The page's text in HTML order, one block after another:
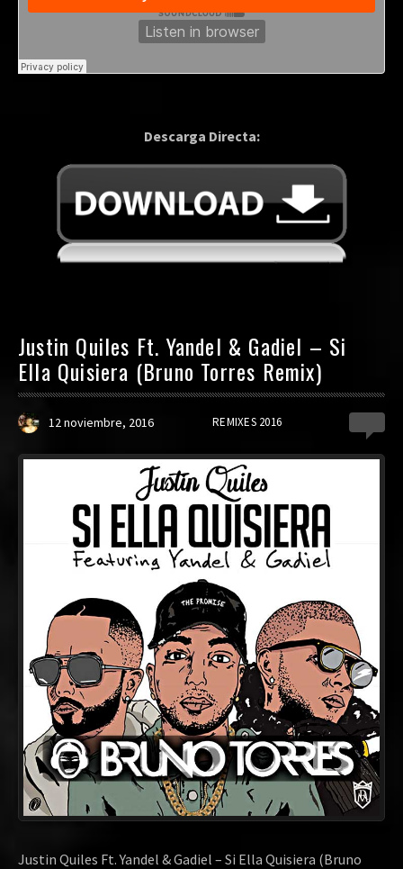
Descarga Directa:
Justin Quiles Ft. Yandel & Gadiel – Si
Ella Quisiera (Bruno Torres Remix)
12 noviembre, 2016 REMIXES 2016
Justin Quiles Ft. Yandel & Gadiel – Si Ella Quisiera (Bruno